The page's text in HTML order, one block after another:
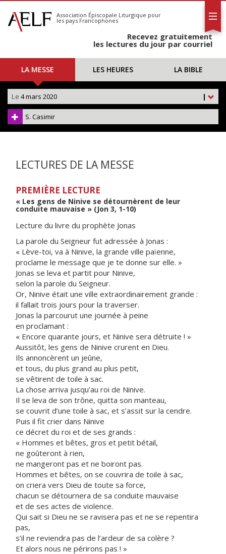
S'abonner
Calendrier
Association Épiscopale Liturgique pour
les pays Francophones
Recevez gratuitement
les lectures du jour par courriel
LA MESSE LES HEURES LA BIBLE
|
Le 4 mars 2020
S. Casimir
LECTURES DE LA MESSE
PREMIÈRE LECTURE
« Les gens de Ninive se détournèrent de leur
conduite mauvaise » (Jon 3, 1-10)
Lecture du livre du prophète Jonas
La parole du Seigneur fut adressée à Jonas :
« Lève-toi, va à Ninive, la grande ville païenne,
proclame le message que je te donne sur elle. »
Jonas se leva et partit pour Ninive,
selon la parole du Seigneur.
Or, Ninive était une ville extraordinairement grande :
il fallait trois jours pour la traverser.
Jonas la parcourut une journée à peine
en proclamant :
« Encore quarante jours, et Ninive sera détruite ! »
Aussitôt, les gens de Ninive crurent en Dieu.
Ils annoncèrent un jeûne,
et tous, du plus grand au plus petit,
se vêtirent de toile à sac.
La chose arriva jusqu’au roi de Ninive.
Il se leva de son trône, quitta son manteau,
se couvrit d’une toile à sac, et s’assit sur la cendre.
Puis il fit crier dans Ninive
ce décret du roi et de ses grands :
« Hommes et bêtes, gros et petit bétail,
ne goûteront à rien,
ne mangeront pas et ne boiront pas.
Hommes et bêtes, on se couvrira de toile à sac,
on criera vers Dieu de toute sa force,
chacun se détournera de sa conduite mauvaise
et de ses actes de violence.
Qui sait si Dieu ne se ravisera pas et ne se repentira
pas,
s’il ne reviendra pas de l’ardeur de sa colère ?
Et alors nous ne périrons pas ! »